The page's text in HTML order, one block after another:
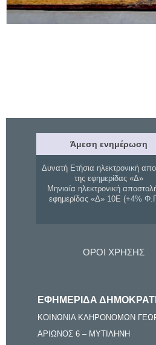
Άμεση ενημέρωση
Δυνατή Ετήσια ηλεκτρονική
της εφημερίδας «Δ»
Μηνιαία ηλεκτρονική
εφημερίδας «Δ» 10Ε (+4%
ΟΡΟΙ ΧΡΗΣΗΣ
ΕΦΗΜΕΡΙΔΑ
ΚΟΙΝΩΝΙΑ ΚΛΗΡΟΝΟΜΩΝ
ΑΡΙΩΝΟΣ 6 – ΜΥΤΙΛΗΝΗ